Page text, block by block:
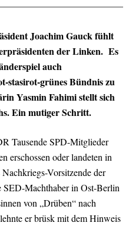
Joachim Gauck fühlt
der Linken. Es
auch
stasirot-grünes Bündnis zu
Yasmin Fahimi stellt sich
Ein mutiger Schritt.
Tausende SPD-Mitglieder
erschossen oder landeten in
Vorsitzende der
SED-Machthaber in Ost-Berlin
von „Drüben“ nach
er brüsk mit dem Hinweis